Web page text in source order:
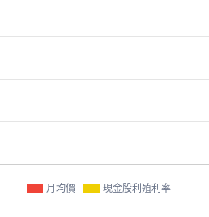
月均價 現金股利殖利率